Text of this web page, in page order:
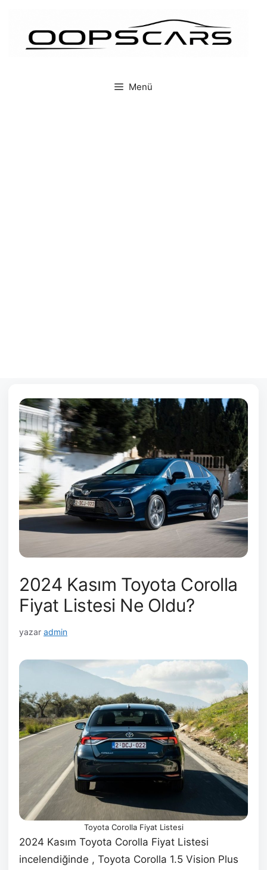
Menü
2024 Kasım Toyota Corolla
Fiyat Listesi Ne Oldu?
yazar admin
Toyota Corolla Fiyat Listesi
2024 Kasım Toyota Corolla Fiyat Listesi
incelendiğinde , Toyota Corolla 1.5 Vision Plus